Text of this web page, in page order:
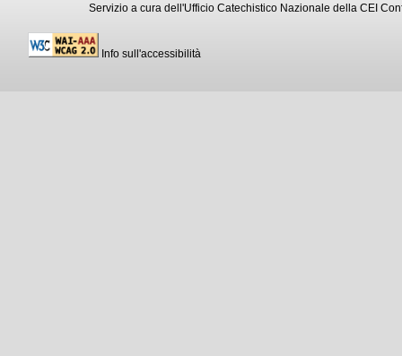
Servizio a cura dell'Ufficio Catechistico Nazionale della CEI
Info sull'accessibilità